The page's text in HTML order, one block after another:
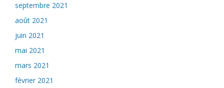
septembre 2021
août 2021
juin 2021
mai 2021
mars 2021
février 2021